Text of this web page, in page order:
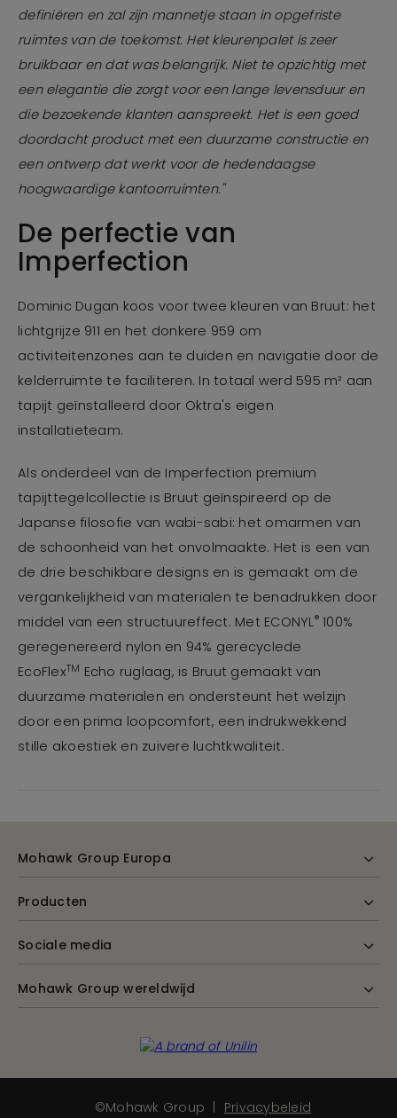
definiëren en zal zijn mannetje staan in opgefriste
ruimtes van de toekomst. Het kleurenpalet is zeer
bruikbaar en dat was belangrijk. Niet te opzichtig met
een elegantie die zorgt voor een lange levensduur en
die bezoekende klanten aanspreekt. Het is een goed
doordacht product met een duurzame constructie en
een ontwerp dat werkt voor de hedendaagse
hoogwaardige kantoorruimten."
De perfectie van
Imperfection
Dominic Dugan koos voor twee kleuren van Bruut: het
lichtgrijze 911 en het donkere 959 om
activiteitenzones aan te duiden en navigatie door de
kelderruimte te faciliteren. In totaal werd 595 m² aan
tapijt geïnstalleerd door Oktra's eigen
installatieteam.
Als onderdeel van de Imperfection premium
tapijttegelcollectie is Bruut geïnspireerd op de
Japanse filosofie van wabi-sabi: het omarmen van
de schoonheid van het onvolmaakte. Het is een van
de drie beschikbare designs en is gemaakt om de
vergankelijkheid van materialen te benadrukken door
middel van een structuureffect. Met ECONYL®100%
geregenereerd nylon en 94% gerecyclede
EcoFlexTM Echo ruglaag, is Bruut gemaakt van
duurzame materialen en ondersteunt het welzijn
door een prima loopcomfort, een indrukwekkend
stille akoestiek en zuivere luchtkwaliteit.
Mohawk Group Europa
Producten
Sociale media
Mohawk Group wereldwijd
©Mohawk Group Privacybeleid